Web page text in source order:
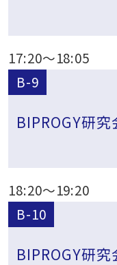
17:20～18:05
B-9
BIPROGY研
18:20～19:20
B-10
BIPROGY研